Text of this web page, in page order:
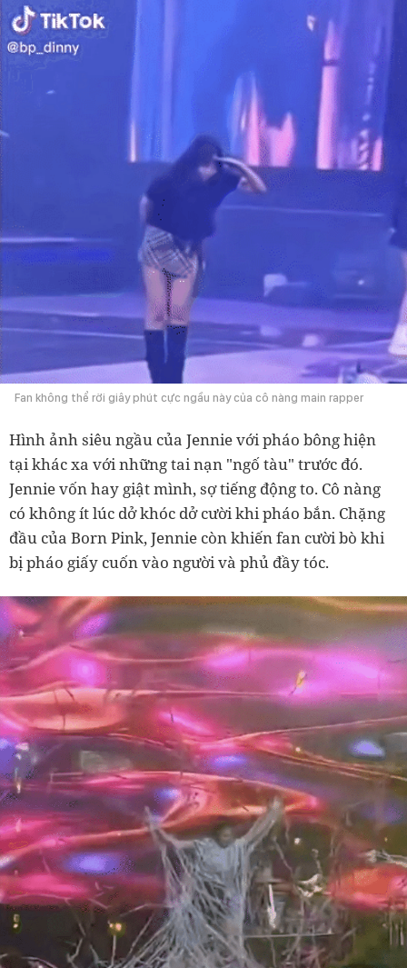
Fan không thể rời giây phút cực ngầu này của cô nàng main rapper
Hình ảnh siêu ngầu của Jennie với pháo bông hiện
tại khác xa với những tai nạn "ngố tàu" trước đó.
Jennie vốn hay giật mình, sợ tiếng động to. Cô nàng
có không ít lúc dở khóc dở cười khi pháo bắn. Chặng
đầu của Born Pink, Jennie còn khiến fan cười bò khi
bị pháo giấy cuốn vào người và phủ đầy tóc.